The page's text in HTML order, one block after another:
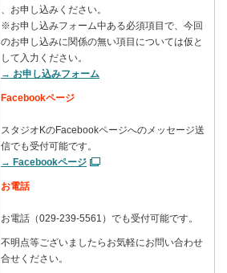
、お申し込みください。
※お申し込みフォーム中ある必須項目で、今回
のお申し込みに関係の無い項目については仮と
して入力ください。
→ お申し込みフォーム
Facebookページ
スタジオKのFacebookページへのメッセージ送
信でも受付可能です。
→ Facebookページ
お電話
お電話（029-239-5561）でも受付可能です。
不明点等ございましたらお気軽にお問い合わせ
合せください。